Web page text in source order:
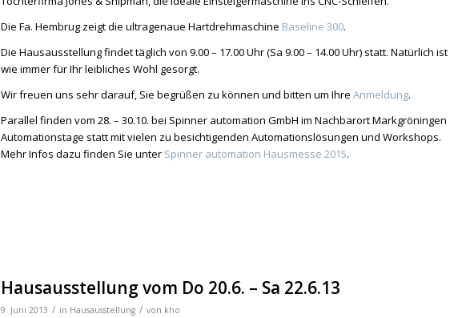
Die Fa. Hembrug zeigt die ultragenaue Hartdrehmaschine Baseline 300.
Die Hausausstellung findet täglich von 9.00 – 17.00 Uhr (Sa 9.00 – 14.00 Uhr) statt. Natürlich ist
wie immer für Ihr leibliches Wohl gesorgt.
Wir freuen uns sehr darauf, Sie begrüßen zu können und bitten um Ihre Anmeldung.
Parallel finden vom 28. – 30.10. bei Spinner automation GmbH im Nachbarort Markgröningen
Automationstage statt mit vielen zu besichtigenden Automationslösungen und Workshops.
Mehr Infos dazu finden Sie unter Spinner automation Hausmesse 2015.
Hausausstellung vom Do 20.6. – Sa 22.6.13
9. Juni 2013 / in Hausausstellung / von kho